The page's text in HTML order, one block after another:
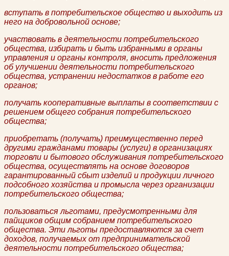
вступать в потребительское общество и выходить из
него на добровольной основе;
участвовать в деятельности потребительского
общества, избирать и быть избранными в органы
управления и органы контроля, вносить предложения
об улучшении деятельности потребительского
общества, устранении недостатков в работе его
органов;
получать кооперативные выплаты в соответствии с
решением общего собрания потребительского
общества;
приобретать (получать) преимущественно перед
другими гражданами товары (услуги) в организациях
торговли и бытового обслуживания потребительского
общества, осуществлять на основе договоров
гарантированный сбыт изделий и продукции личного
подсобного хозяйства и промысла через организации
потребительского общества;
пользоваться льготами, предусмотренными для
пайщиков общим собранием потребительского
общества. Эти льготы предоставляются за счет
доходов, получаемых от предпринимательской
деятельности потребительского общества;